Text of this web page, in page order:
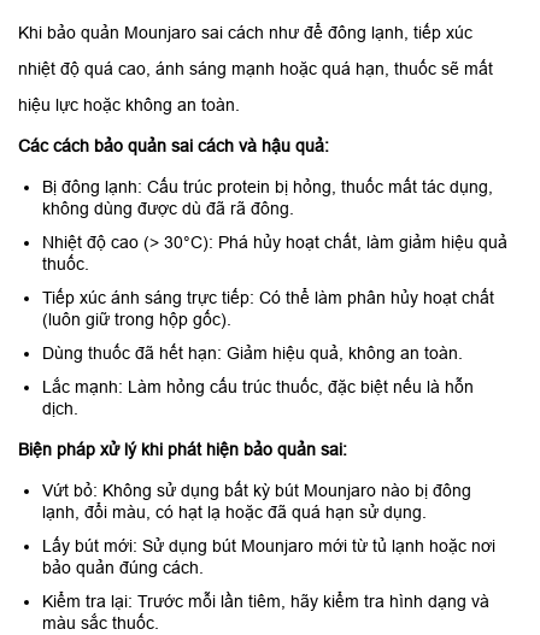
Khi bảo quản Mounjaro sai cách như để đông lạnh, tiếp xúc
nhiệt độ quá cao, ánh sáng mạnh hoặc quá hạn, thuốc sẽ mất
hiệu lực hoặc không an toàn.
Các cách bảo quản sai cách và hậu quả:
Bị đông lạnh: Cấu trúc protein bị hỏng, thuốc mất tác dụng,
không dùng được dù đã rã đông.
Nhiệt độ cao (> 30°C): Phá hủy hoạt chất, làm giảm hiệu quả
thuốc.
Tiếp xúc ánh sáng trực tiếp: Có thể làm phân hủy hoạt chất
(luôn giữ trong hộp gốc).
Dùng thuốc đã hết hạn: Giảm hiệu quả, không an toàn.
Lắc mạnh: Làm hỏng cấu trúc thuốc, đặc biệt nếu là hỗn
dịch.
Biện pháp xử lý khi phát hiện bảo quản sai:
Vứt bỏ: Không sử dụng bất kỳ bút Mounjaro nào bị đông
lạnh, đổi màu, có hạt lạ hoặc đã quá hạn sử dụng.
Lấy bút mới: Sử dụng bút Mounjaro mới từ tủ lạnh hoặc nơi
bảo quản đúng cách.
Kiểm tra lại: Trước mỗi lần tiêm, hãy kiểm tra hình dạng và
màu sắc thuốc.